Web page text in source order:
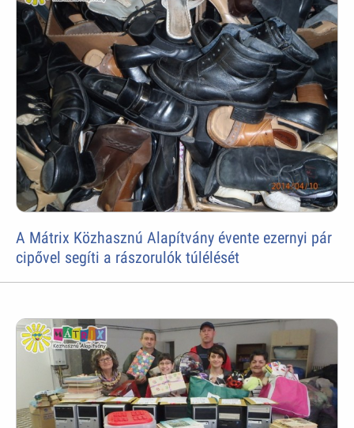
A Mátrix Közhasznú Alapítvány évente ezernyi pár
cipővel segíti a rászorulók túlélését